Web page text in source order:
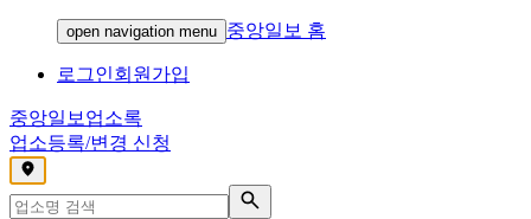
open navigation menu 중앙일보 홈
로그인회원가입
중앙일보 업소록
업소등록/변경 신청
,